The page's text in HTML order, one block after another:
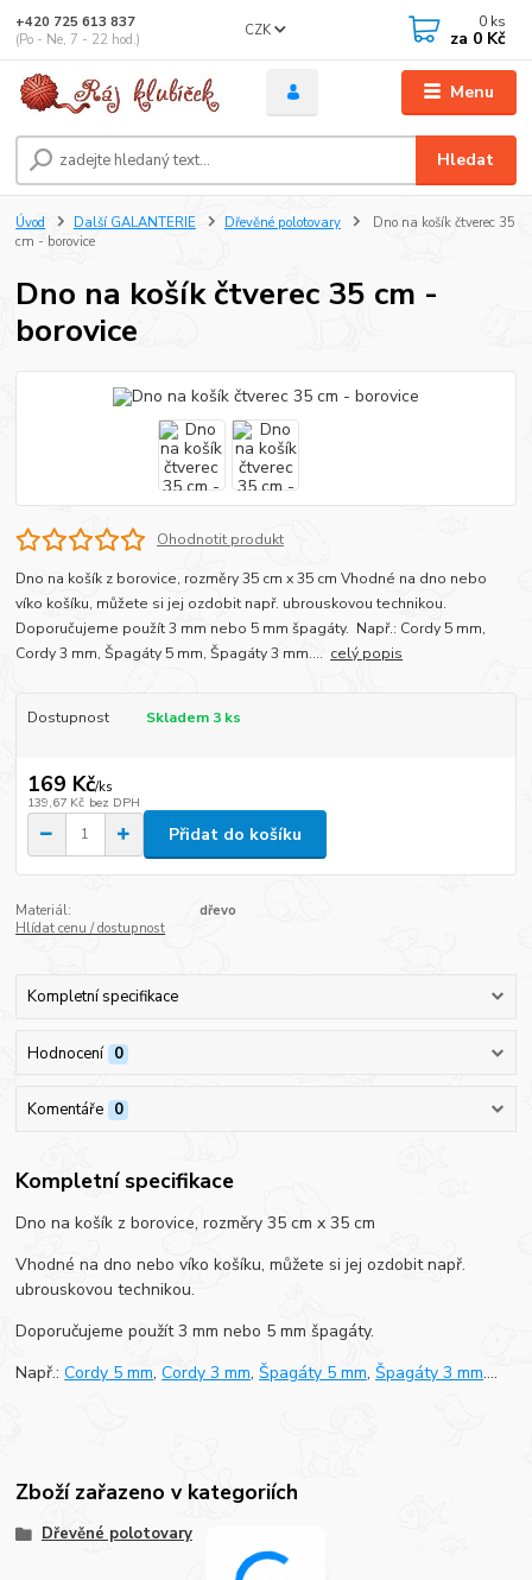
Menu
CZK
Hledat
+420 725 613 837
(Po - Ne, 7 - 22 hod.)
0 ks
za 0 Kč
Úvod Další GALANTERIE Dřevěné polotovary
Dno na košík čtverec 35
cm - borovice
Dno na košík čtverec 35 cm -
borovice
Ohodnotit produkt
Dno na košík z borovice, rozměry 35 cm x 35 cm Vhodné na dno nebo
víko košíku, můžete si jej ozdobit např. ubrouskovou technikou.
Doporučujeme použít 3 mm nebo 5 mm špagáty. Např.: Cordy 5 mm,
Cordy 3 mm, Špagáty 5 mm, Špagáty 3 mm.... celý popis
Dostupnost Skladem 3 ks
169 Kč/ks
139,67 Kč bez DPH
Přidat do košíku
Materiál:
dřevo
Hlídat cenu / dostupnost
Kompletní specifikace
Hodnocení 0
Komentáře 0
Kompletní specifikace
Dno na košík z borovice, rozměry 35 cm x 35 cm
Vhodné na dno nebo víko košíku, můžete si jej ozdobit např.
ubrouskovou technikou.
Doporučujeme použít 3 mm nebo 5 mm špagáty.
Např.:Cordy 5 mm,Cordy 3 mm,Špagáty 5 mm,Špagáty 3 mm....
Zboží zařazeno v kategoriích
Dřevěné polotovary